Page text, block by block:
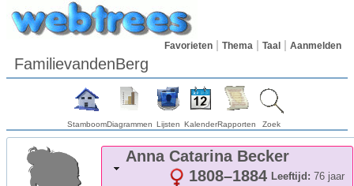
Favorieten Thema Taal Aanmelden
FamilievandenBerg
StamboomDiagrammen Lijsten KalenderRapporten Zoek
Anna Catarina Becker
Leeftijd: 76 jaar
1808–1884